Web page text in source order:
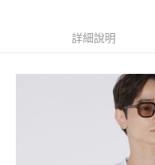
3.實際核准額度、可分期數及費用金
4.訂單成立30分鐘內，如未前往確認
1.分期款項不併入電信帳單，「大哥
2.透過簡訊連結打開帳單後，可選擇
帳／街口支付／iPASS MONEY」等通
３．安心：先確認商品／服務後，再
【「AFTEE先享後付」結帳流程】
１．於結帳方式選擇「AFTEE先享後
結帳頁面，進行簡訊認證並確認金額
２．訂單成立數日內，您將收到繳費
３．收到繳費通知簡訊後14天內，點
ATM／網路銀行／等多元方式進行付
每筆NT$80，滿NT$1,500(含以上
每筆NT$80，滿NT$1,500(含以上)
每筆NT$80，滿NT$1,500(含以上)
詳細說明